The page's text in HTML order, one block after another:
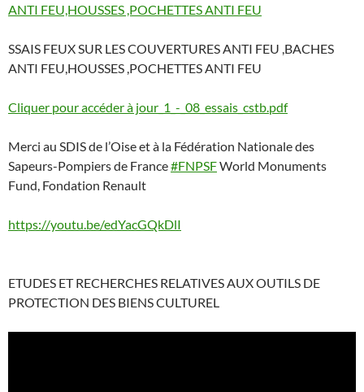
ANTI FEU,HOUSSES ,POCHETTES ANTI FEU
SSAIS FEUX SUR LES COUVERTURES ANTI FEU ,BACHES
ANTI FEU,HOUSSES ,POCHETTES ANTI FEU
Cliquer pour accéder à jour_1_-_08_essais_cstb.pdf
Merci au SDIS de l’Oise et à la Fédération Nationale des
Sapeurs-Pompiers de France#FNPSFWorld Monuments
Fund, Fondation Renault
https://youtu.be/edYacGQkDlI
ETUDES ET RECHERCHES RELATIVES AUX OUTILS DE
PROTECTION DES BIENS CULTUREL